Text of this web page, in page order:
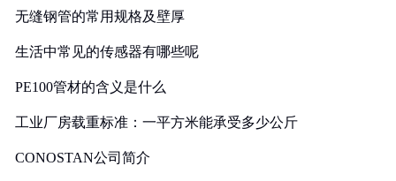
无缝钢管的常用规格及壁厚
生活中常见的传感器有哪些呢
PE100管材的含义是什么
工业厂房载重标准：一平方米能承受多少公斤
CONOSTAN公司简介